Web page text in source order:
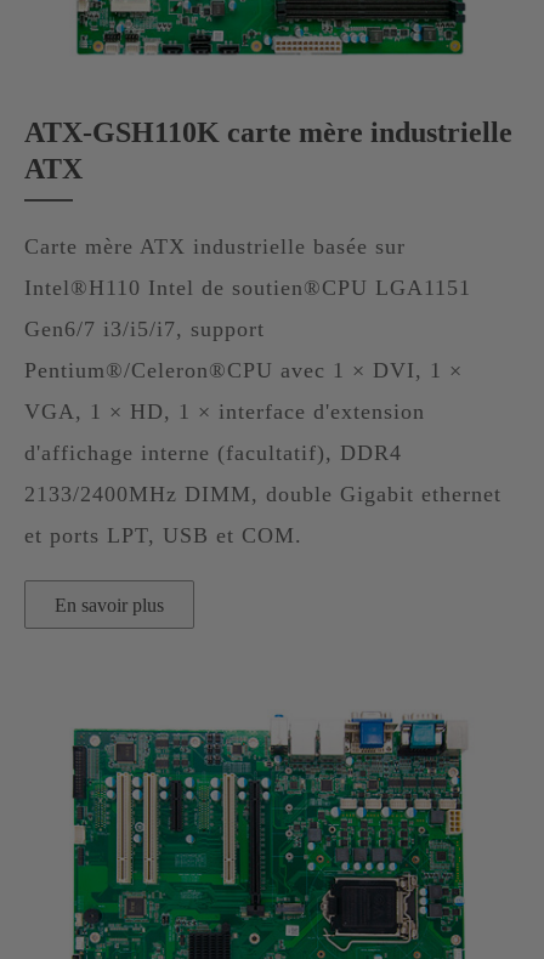
ATX-GSH110K carte mère industrielle
ATX
Carte mère ATX industrielle basée sur
Intel®H110 Intel de soutien®CPU LGA1151
Gen6/7 i3/i5/i7, support
Pentium®/Celeron®CPU avec 1 × DVI, 1 ×
VGA, 1 × HD, 1 × interface d'extension
d'affichage interne (facultatif), DDR4
2133/2400MHz DIMM, double Gigabit ethernet
et ports LPT, USB et COM.
En savoir plus